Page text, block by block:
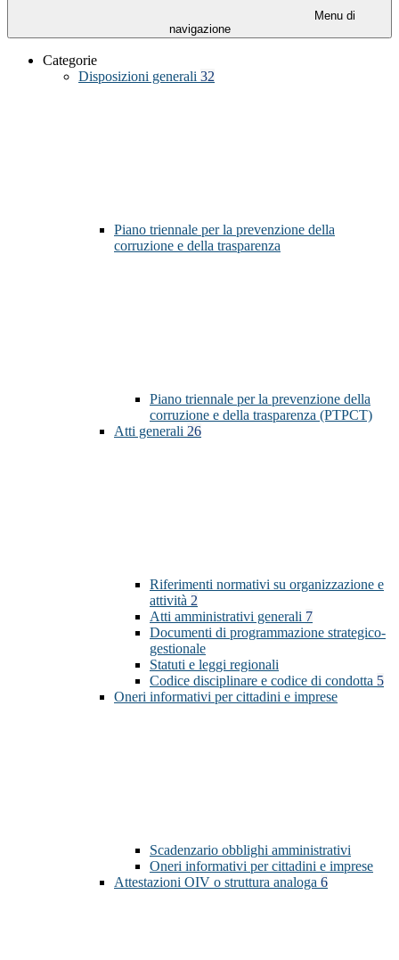
Menu di
navigazione
Categorie
Disposizioni generali 32
Piano triennale per la prevenzione della
corruzione e della trasparenza
Piano triennale per la prevenzione della
corruzione e della trasparenza (PTPCT)
Atti generali 26
Riferimenti normativi su organizzazione e
attività 2
Atti amministrativi generali 7
Documenti di programmazione strategico-
gestionale
Statuti e leggi regionali
Codice disciplinare e codice di condotta 5
Oneri informativi per cittadini e imprese
Scadenzario obblighi amministrativi
Oneri informativi per cittadini e imprese
Attestazioni OIV o struttura analoga 6